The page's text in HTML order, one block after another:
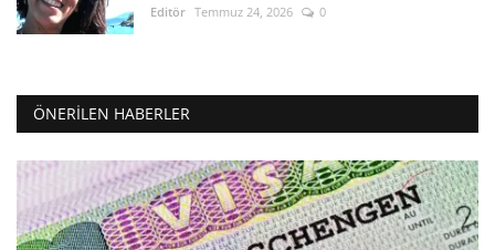
Editör Temmuz 24, 2026 0
ÖNERILEN HABERLER